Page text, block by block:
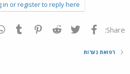
in or register to reply here.
Share: פייסבוק Twitter
Reddit
Pinterest
רפואת נערות